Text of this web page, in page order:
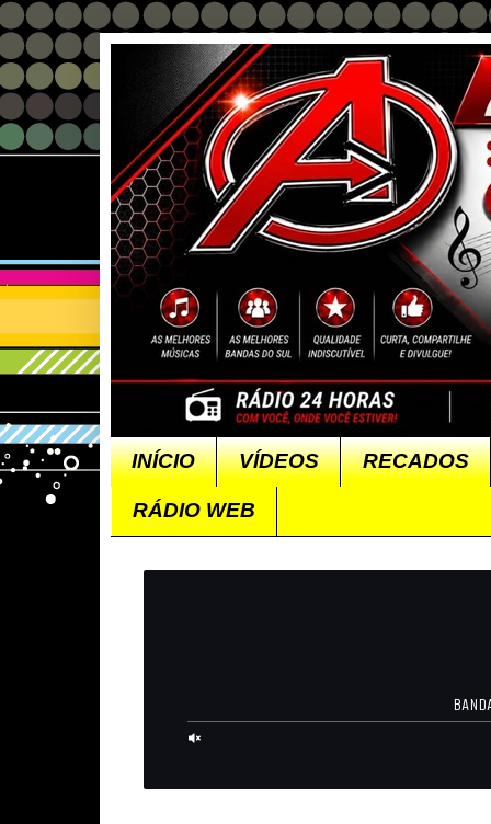
INÍCIO VÍDEOS RECADOS
RÁDIO WEB